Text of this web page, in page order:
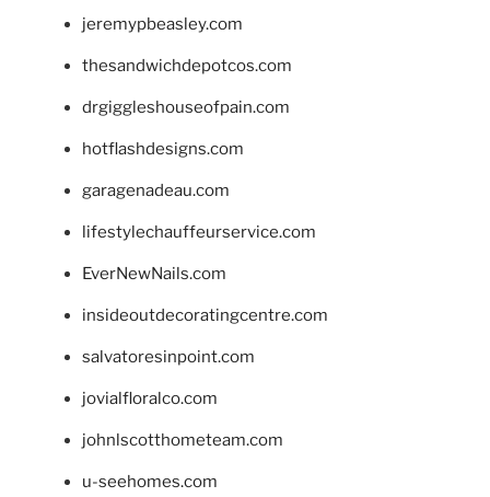
jeremypbeasley.com
thesandwichdepotcos.com
drgiggleshouseofpain.com
hotflashdesigns.com
garagenadeau.com
lifestylechauffeurservice.com
EverNewNails.com
insideoutdecoratingcentre.com
salvatoresinpoint.com
jovialfloralco.com
johnlscotthometeam.com
u-seehomes.com